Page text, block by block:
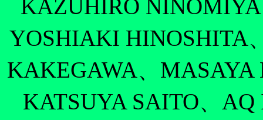
KAZUHIRO
YOSHIAKI HINOSHITA
KAKEGAWA、
KATSUYA SAITO、